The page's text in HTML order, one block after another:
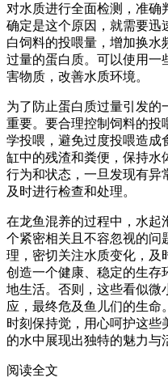
对水质进行全面检测，准确
确定是这个原因，就需要迅
白饲料的投喂量，增加换水
过量的蛋白质。可以使用一
害物质，改善水质环境。
为了防止蛋白质过量引发的
重要。要合理控制饲料的投
学投喂，避免过度投喂造成
缸中的残渣和粪便，保持水
行为和状态，一旦发现有异
及时进行检查和处理。
在龙鱼混养的过程中，水起
个紧密相关且不容忽视的问
理，密切关注水质变化，及
创造一个健康、稳定的生存
地生活。否则，这些看似微
应，最终危及鱼儿们的生命
时刻保持觉，用心呵护这些
的水中展现出独特的魅力与
阅读全文